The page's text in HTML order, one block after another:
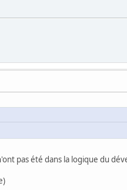
pas été dans la logique du